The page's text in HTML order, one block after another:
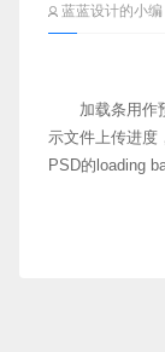
1、平均法
差点=五次
蓝蓝设计的小编
加载条用作
示文件上传进度
PSD的loading